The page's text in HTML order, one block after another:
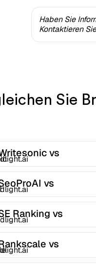
Haben Sie
Kontaktieren
Sie
vs
vs
Ranking vs
vs